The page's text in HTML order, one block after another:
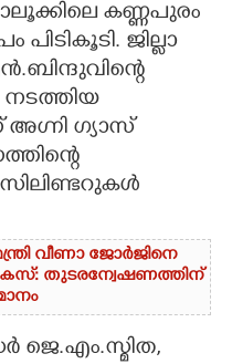
കണ്ണപുരം
ജില്ലാ
ഗ്യാസ്
വീണാ ജോർജിനെ
കേസ്: തുടരന്വേഷണത്തിന്